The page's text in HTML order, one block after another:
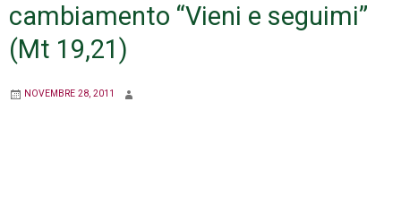
cambiamento “Vieni e seguimi”
(Mt 19,21)
NOVEMBRE 28, 2011